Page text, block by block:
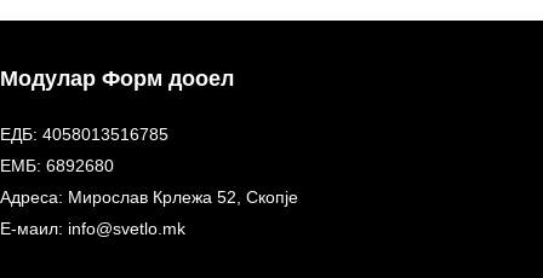
Модулар Форм дооел
ЕДБ: 4058013516785
ЕМБ: 6892680
Адреса: Мирослав Крлежа 52, Скопје
Е-маил: info@svetlo.mk